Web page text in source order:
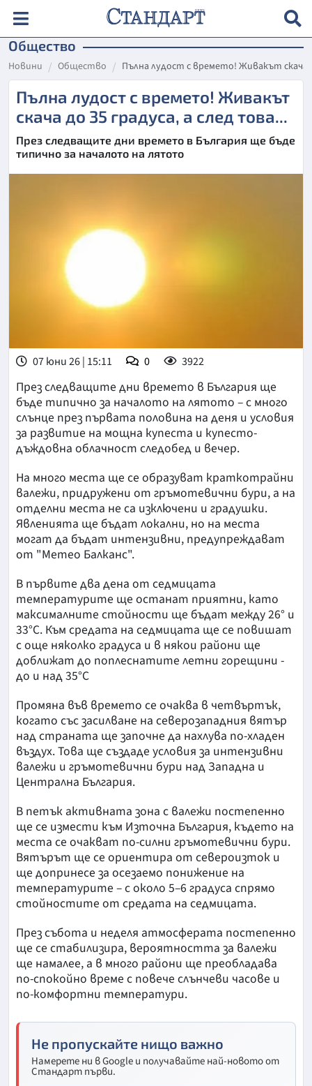
Общество
Новини Общество Пълна лудост с времето! Живакът скача
Пълна лудост с времето! Живакът
скача до 35 градуса, а след това...
През следващите дни времето в България ще бъде
типично за началото на лятото
07 юни 26 | 15:11 0 3922
През следващите дни времето в България ще
бъде типично за началото на лятото – с много
слънце през първата половина на деня и условия
за развитие на мощна купеста и купесто-
дъждовна облачност следобед и вечер.
На много места ще се образуват краткотрайни
валежи, придружени от гръмотевични бури, а на
отделни места не са изключени и градушки.
Явленията ще бъдат локални, но на места
могат да бъдат интензивни, предупреждават
от "Метео Балканс".
В първите два дена от седмицата
температурите ще останат приятни, като
максималните стойности ще бъдат между 26° и
33°C. Към средата на седмицата ще се повишат
с още няколко градуса и в някои райони ще
доближат до поплеснатите летни горещини -
до и над 35°C
Промяна във времето се очаква в четвъртък,
когато със засилване на северозападния вятър
над страната ще започне да нахлува по-хладен
въздух. Това ще създаде условия за интензивни
валежи и гръмотевични бури над Западна и
Централна България.
В петък активната зона с валежи постепенно
ще се измести към Източна България, където на
места се очакват по-силни гръмотевични бури.
Вятърът ще се ориентира от североизток и
ще допринесе за осезаемо понижение на
температурите – с около 5–6 градуса спрямо
стойностите от средата на седмицата.
През събота и неделя атмосферата постепенно
ще се стабилизира, вероятността за валежи
ще намалее, а в много райони ще преобладава
по-спокойно време с повече слънчеви часове и
по-комфортни температури.
Не пропускайте нищо важно
Намерете ни в Google и получавайте най-новото от
Стандарт първи.